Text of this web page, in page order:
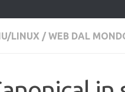
LINUX / WEB DAL